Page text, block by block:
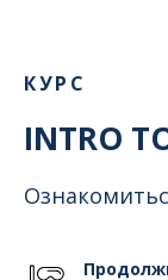
КУРС
INTRO